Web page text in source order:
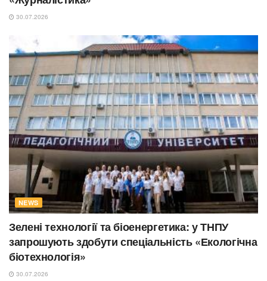
30.07.2026
NEWS
Зелені технології та біоенергетика: у ТНПУ
запрошують здобути спеціальність «Екологічна
біотехнологія»
30.07.2026